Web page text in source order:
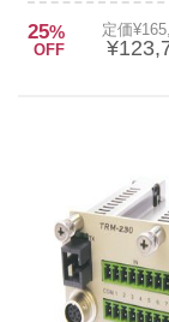
25%
OFF
定価